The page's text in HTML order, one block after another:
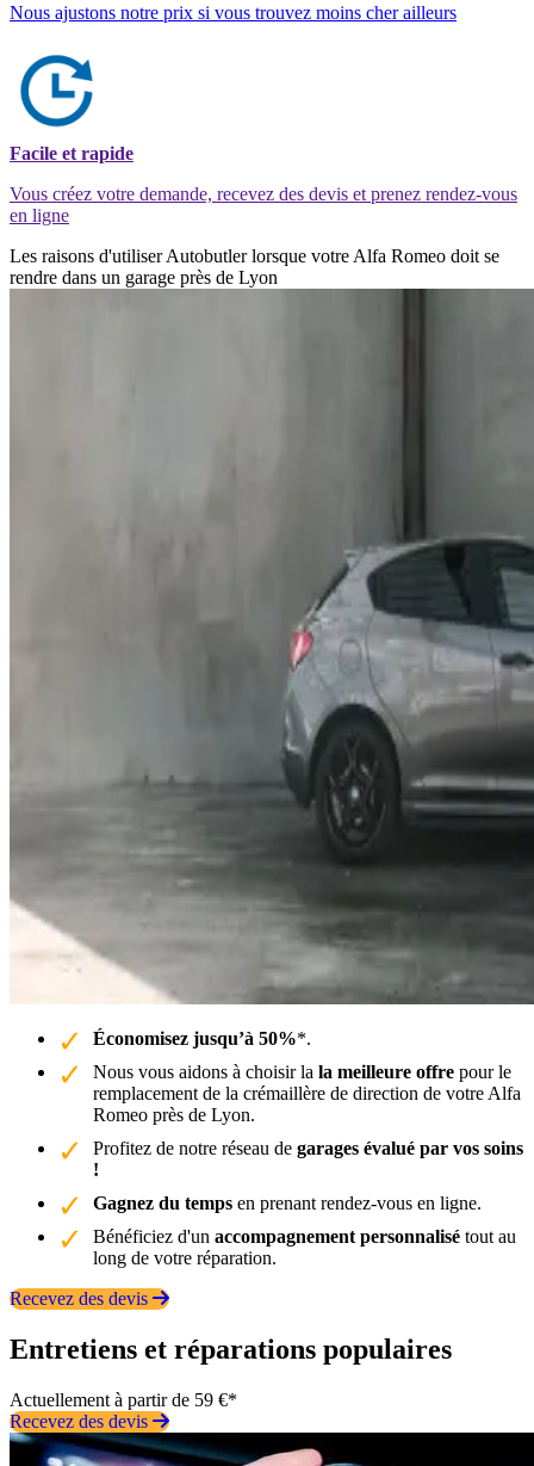
Nous ajustons notre prix si vous trouvez moins cher ailleurs
Facile et rapide
Vous créez votre demande, recevez des devis et prenez rendez-vous
en ligne
Les raisons d'utiliser Autobutler lorsque votre Alfa Romeo doit se
rendre dans un garage près de Lyon
Économisez jusqu’à 50%*.
Nous vous aidons à choisir la la meilleure offre pour le
remplacement de la crémaillère de direction de votre Alfa
Romeo près de Lyon.
Profitez de notre réseau de garages évalué par vos soins
!
Gagnez du temps en prenant rendez-vous en ligne.
Bénéficiez d'un accompagnement personnalisé tout au
long de votre réparation.
Recevez des devis
Entretiens et réparations populaires
Actuellement à partir de 59 €*
Recevez des devis